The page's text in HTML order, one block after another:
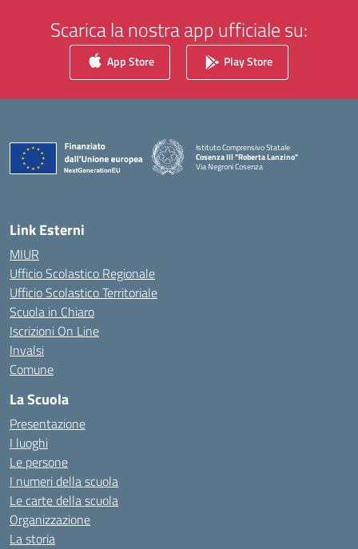
Scarica la nostra app ufficiale su:
App Store Play Store
Istituto Comprensivo Statale
Cosenza III "Roberta Lanzino"
Via Negroni Cosenza
— Visita la pagina iniziale della scuola
Link Esterni
MIUR
Ufficio Scolastico Regionale
Ufficio Scolastico Territoriale
Scuola in Chiaro
Iscrizioni On Line
Invalsi
Comune
La Scuola
Presentazione
I luoghi
Le persone
I numeri della scuola
Le carte della scuola
Organizzazione
La storia